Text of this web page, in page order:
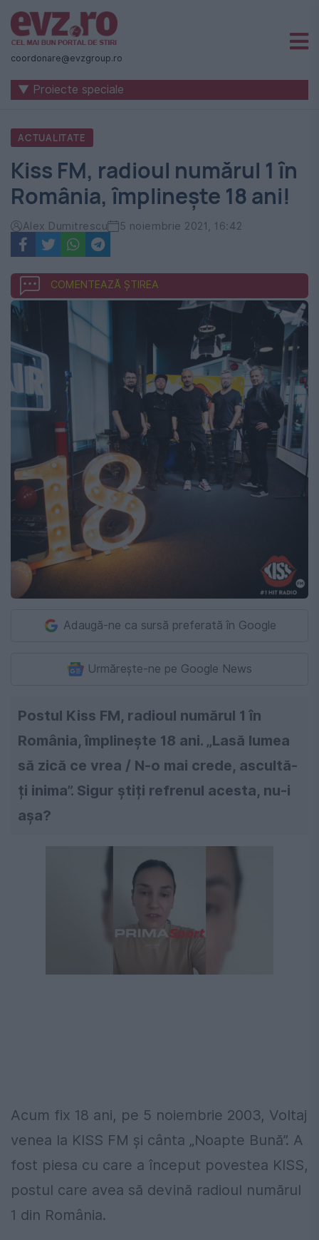
Știri
naționale
internaționale
România
-
Evenimentul
Zilei
coordonare@evzgroup.ro
▼ Proiecte speciale
ACTUALITATE
Kiss FM, radioul numărul 1 în
România, împlinește 18 ani!
Alex Dumitrescu 5 noiembrie 2021, 16:42
COMENTEAZĂ ȘTIREA
Adaugă-ne ca sursă preferată în Google
Urmărește-ne pe Google News
Postul Kiss FM, radioul numărul 1 în
România, împlinește 18 ani. „Lasă lumea
să zică ce vrea / N-o mai crede, ascultă-
ți inima”. Sigur știți refrenul acesta, nu-i
așa?
Acum fix 18 ani, pe 5 noiembrie 2003, Voltaj
venea la KISS FM și cânta „Noapte Bună”. A
fost piesa cu care a început povestea KISS,
postul care avea să devină radioul numărul
1 din România.